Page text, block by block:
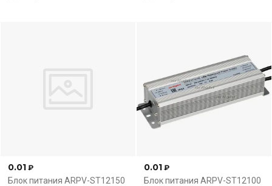
0.01 ₽
Блок питания ARPV-ST12150
0.01 ₽
Блок питания ARPV-ST12100